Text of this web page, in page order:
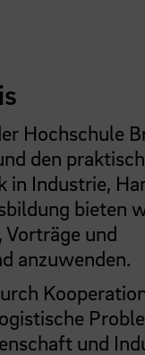
Hochschule
den
in Industrie,
bieten
und
anzuwenden.
und